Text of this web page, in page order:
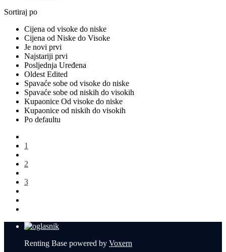
Sortiraj po
Cijena od visoke do niske
Cijena od Niske do Visoke
Je novi prvi
Najstariji prvi
Posljednja Uređena
Oldest Edited
Spavaće sobe od visoke do niske
Spavaće sobe od niskih do visokih
Kupaonice Od visoke do niske
Kupaonice od niskih do visokih
Po defaultu
1
2
3
Renting Base powered by Voxern